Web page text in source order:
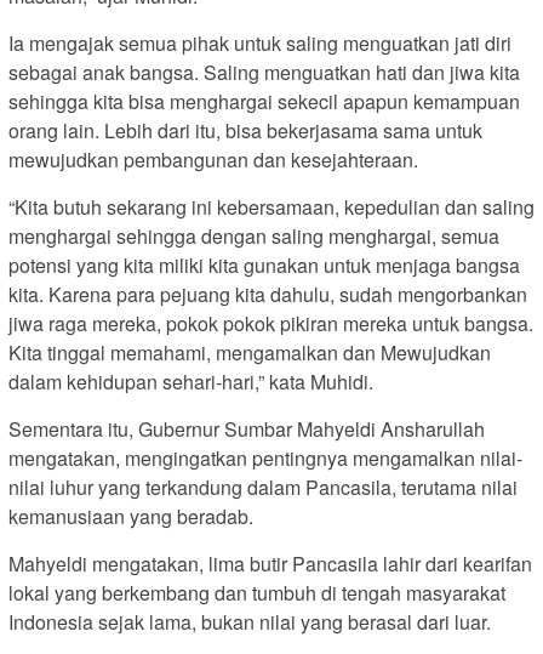
Ia mengajak semua pihak untuk saling menguatkan jati diri
sebagai anak bangsa. Saling menguatkan hati dan jiwa kita
sehingga kita bisa menghargai sekecil apapun kemampuan
orang lain. Lebih dari itu, bisa bekerjasama sama untuk
mewujudkan pembangunan dan kesejahteraan.
“Kita butuh sekarang ini kebersamaan, kepedulian dan saling
menghargai sehingga dengan saling menghargai, semua
potensi yang kita miliki kita gunakan untuk menjaga bangsa
kita. Karena para pejuang kita dahulu, sudah mengorbankan
jiwa raga mereka, pokok pokok pikiran mereka untuk bangsa.
Kita tinggal memahami, mengamalkan dan Mewujudkan
dalam kehidupan sehari-hari,” kata Muhidi.
Sementara itu, Gubernur Sumbar Mahyeldi Ansharullah
mengatakan, mengingatkan pentingnya mengamalkan nilai-
nilai luhur yang terkandung dalam Pancasila, terutama nilai
kemanusiaan yang beradab.
Mahyeldi mengatakan, lima butir Pancasila lahir dari kearifan
lokal yang berkembang dan tumbuh di tengah masyarakat
Indonesia sejak lama, bukan nilai yang berasal dari luar.